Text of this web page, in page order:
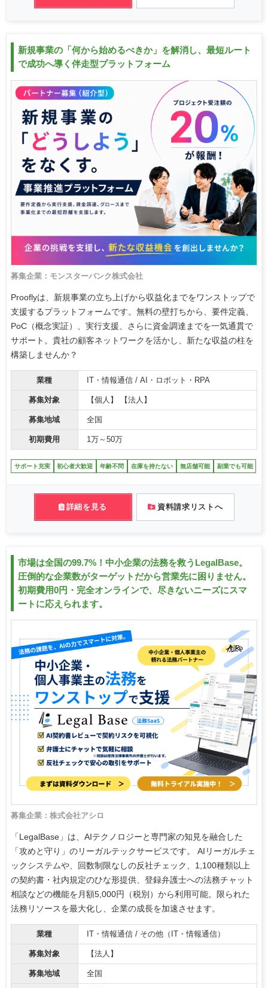
新規事業の「何から始めるべきか」を解消し、最短ルート
で成功へ導く伴走型プラットフォーム
募集企業：モンスターバンク株式会社
Prooflyは、新規事業の立ち上げから収益化までをワンストップで
支援するプラットフォームです。無料の壁打ちから、要件定義、
PoC（概念実証）、実行支援、さらに資金調達までを一気通貫で
サポート。貴社の顧客ネットワークを活かし、新たな収益の柱を
構築しませんか？
業種 IT・情報通信 / AI・ロボット・RPA
募集対象 【個人】 【法人】
募集地域 全国
初期費用 1万～50万
サポート充実 初心者大歓迎 年齢不問 在庫を持たない 無店舗可能 副業でも可能
詳細を見る 資料請求リストへ
市場は全国の99.7%！中小企業の法務を救うLegalBase。
圧倒的な企業数がターゲットだから営業先に困りません。
初期費用0円・完全オンラインで、尽きないニーズにスマ
ートに応えられます。
募集企業：株式会社アシロ
「LegalBase」は、AIテクノロジーと専門家の知見を融合した
「攻めと守り」のリーガルテックサービスです。 AIリーガルチェ
ックシステムや、回数制限なしの反社チェック、1,100種類以上
の契約書・社内規定のひな形提供、登録弁護士への法務チャット
相談などの機能を月額5,000円（税別）から利用可能。限られた
法務リソースを最大化し、企業の成長を加速させます。
業種 IT・情報通信 / その他（IT・情報通信）
募集対象 【法人】
募集地域 全国